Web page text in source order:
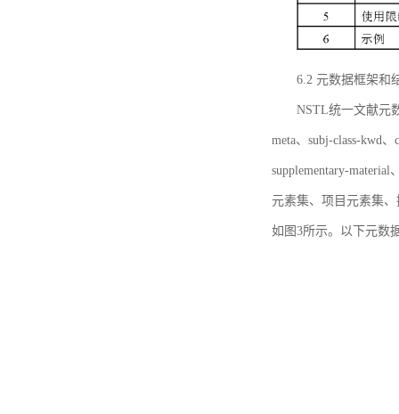
6.2 元数据框架和
NSTL统一文献元
meta、subj-class-kwd
supplementary-
元素集、项目元素集
如图3所示。以下元数